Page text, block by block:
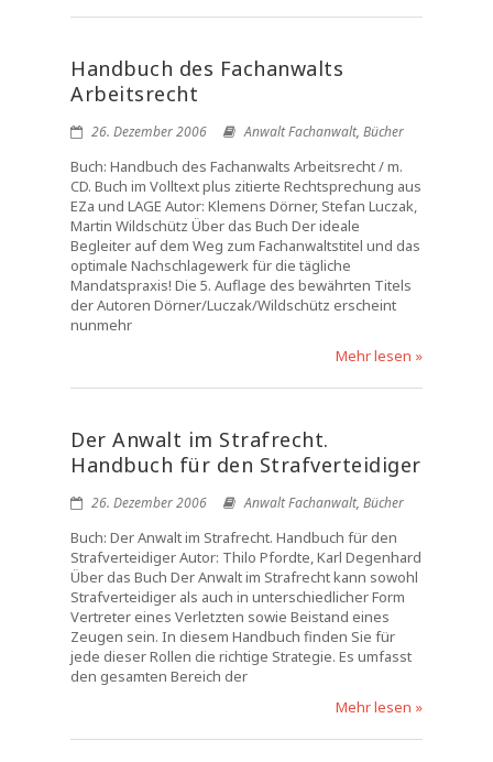
Handbuch des Fachanwalts
Arbeitsrecht
26. Dezember 2006 Anwalt Fachanwalt, Bücher
Buch: Handbuch des Fachanwalts Arbeitsrecht / m.
CD. Buch im Volltext plus zitierte Rechtsprechung aus
EZa und LAGE Autor: Klemens Dörner, Stefan Luczak,
Martin Wildschütz Über das Buch Der ideale
Begleiter auf dem Weg zum Fachanwaltstitel und das
optimale Nachschlagewerk für die tägliche
Mandatspraxis! Die 5. Auflage des bewährten Titels
der Autoren Dörner/Luczak/Wildschütz erscheint
nunmehr
Mehr lesen »
Der Anwalt im Strafrecht.
Handbuch für den Strafverteidiger
26. Dezember 2006 Anwalt Fachanwalt, Bücher
Buch: Der Anwalt im Strafrecht. Handbuch für den
Strafverteidiger Autor: Thilo Pfordte, Karl Degenhard
Über das Buch Der Anwalt im Strafrecht kann sowohl
Strafverteidiger als auch in unterschiedlicher Form
Vertreter eines Verletzten sowie Beistand eines
Zeugen sein. In diesem Handbuch finden Sie für
jede dieser Rollen die richtige Strategie. Es umfasst
den gesamten Bereich der
Mehr lesen »